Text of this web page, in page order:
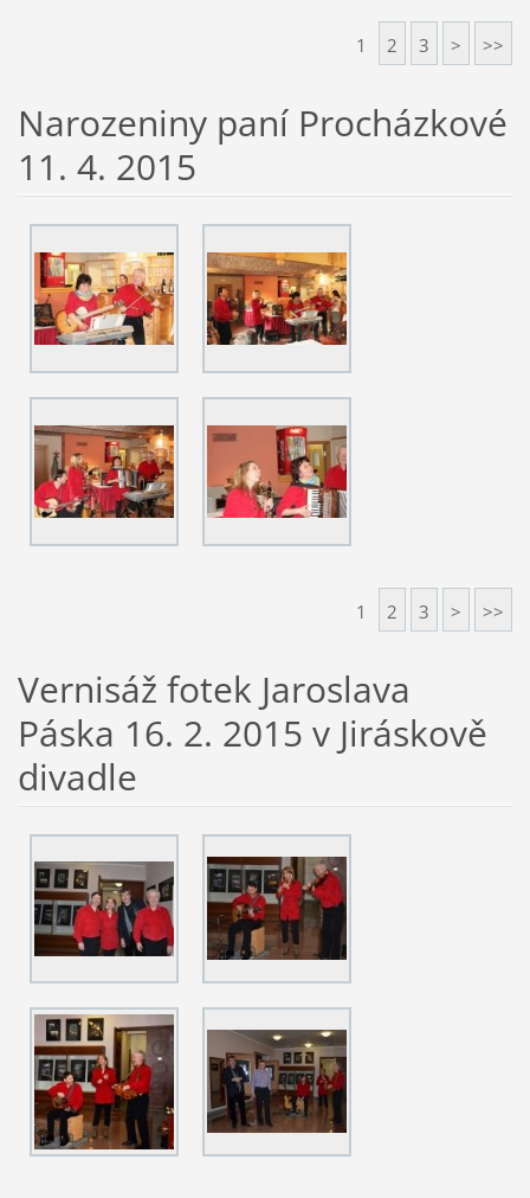
1 2 3 > >>
Narozeniny paní Procházkové
11. 4. 2015
1 2 3 > >>
Vernisáž fotek Jaroslava
Páska 16. 2. 2015 v Jiráskově
divadle